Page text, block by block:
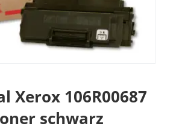
Xerox 106R00687
schwarz